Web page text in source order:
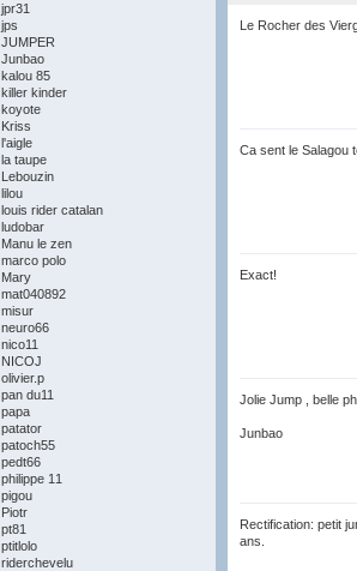
jpr31
jps
JUMPER
Junbao
kalou 85
killer kinder
koyote
Kriss
l'aigle
la taupe
Lebouzin
lilou
louis rider catalan
ludobar
Manu le zen
marco polo
Mary
mat040892
misur
neuro66
nico11
NICOJ
olivier.p
pan du11
papa
patator
patoch55
pedt66
philippe 11
pigou
Piotr
pt81
ptitlolo
riderchevelu
Le Rocher des
Ca sent le Salagou
Exact!
Jolie Jump , belle
Junbao
Rectification: petit
ans.